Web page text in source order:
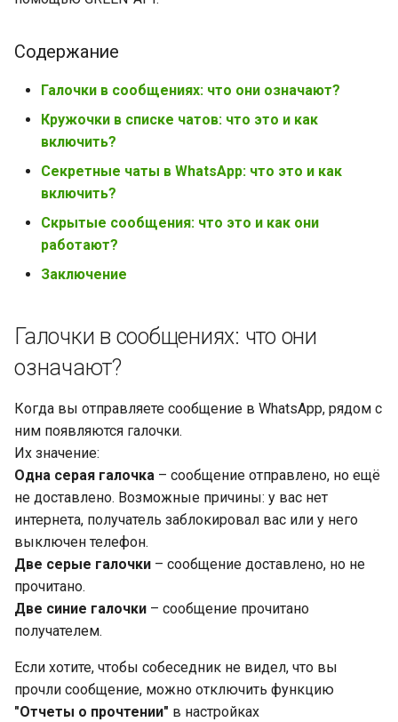
Содержание
Галочки в сообщениях: что они означают?
Кружочки в списке чатов: что это и как
включить?
Секретные чаты в WhatsApp: что это и как
включить?
Скрытые сообщения: что это и как они
работают?
Заключение
Галочки в сообщениях: что они
означают?
Когда вы отправляете сообщение в WhatsApp, рядом с
ним появляются галочки.
Их значение:
Одна серая галочка – сообщение отправлено, но ещё
не доставлено. Возможные причины: у вас нет
интернета, получатель заблокировал вас или у него
выключен телефон.
Две серые галочки – сообщение доставлено, но не
прочитано.
Две синие галочки – сообщение прочитано
получателем.
Если хотите, чтобы собеседник не видел, что вы
прочли сообщение, можно отключить функцию
"Отчеты о прочтении" в настройках